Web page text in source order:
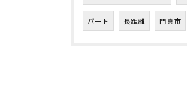
パート 長距離 門真市